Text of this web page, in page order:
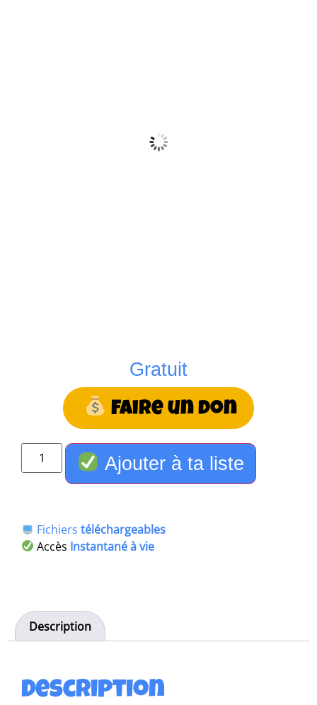
Gratuit
Faire un don
Ajouter à ta liste
Fichierstéléchargeables
Accès Instantané à vie
Description
Description